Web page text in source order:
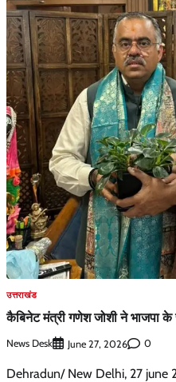
उत्तराखंड
कैबिनेट मंत्री गणेश जोशी ने भाजपा के
News Desk June 27, 2026 0
Dehradun/ New Delhi, 27 june